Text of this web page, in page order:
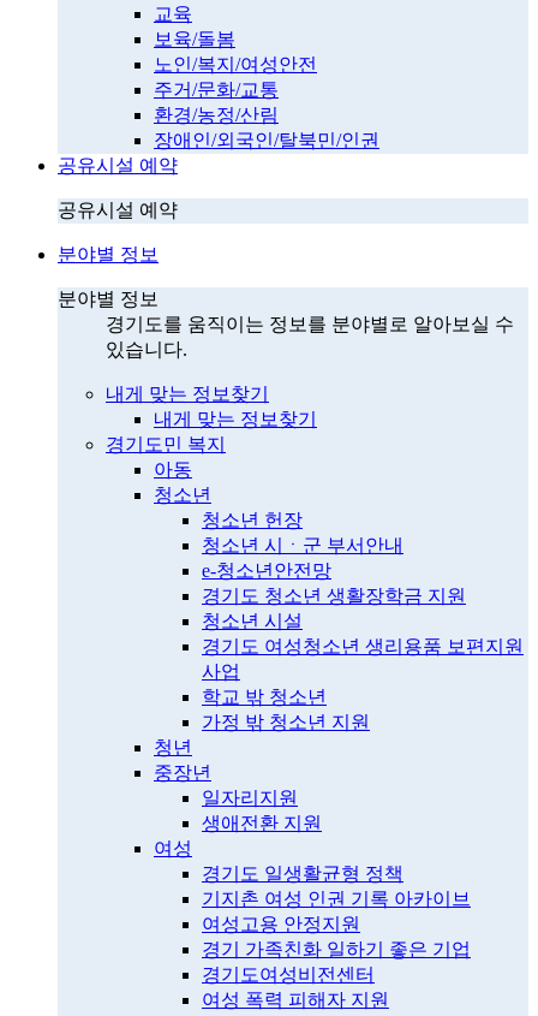
교육
보육/돌봄
노인/복지/여성안전
주거/문화/교통
환경/농정/산림
장애인/외국인/탈북민/인권
공유시설 예약
공유시설 예약
분야별 정보
분야별 정보
경기도를 움직이는 정보를 분야별로 알아보실 수
있습니다.
내게 맞는 정보찾기
내게 맞는 정보찾기
경기도민 복지
아동
청소년
청소년 헌장
청소년 시ㆍ군 부서안내
e-청소년안전망
경기도 청소년 생활장학금 지원
청소년 시설
경기도 여성청소년 생리용품 보편지원
사업
학교 밖 청소년
가정 밖 청소년 지원
청년
중장년
일자리지원
생애전환 지원
여성
경기도 일생활균형 정책
기지촌 여성 인권 기록 아카이브
여성고용 안정지원
경기 가족친화 일하기 좋은 기업
경기도여성비전센터
여성 폭력 피해자 지원